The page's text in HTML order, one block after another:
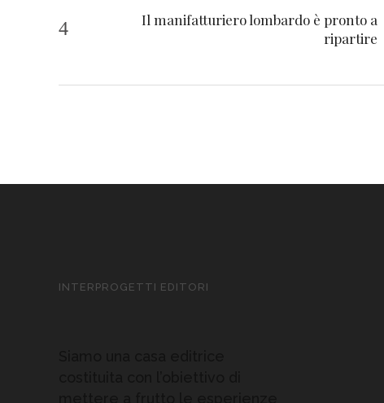
Il manifatturiero lombardo è pronto a
ripartire
INTERPROGETTI EDITORI